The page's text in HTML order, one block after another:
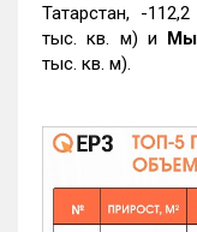
Татарстан, -
тыс. кв. м) и
тыс. кв. м).